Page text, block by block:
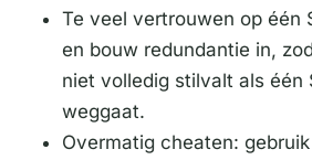
Te veel vertrouwen op één
en bouw redundantie in,
niet volledig stilvalt als één
weggaat.
Overmatig cheaten: